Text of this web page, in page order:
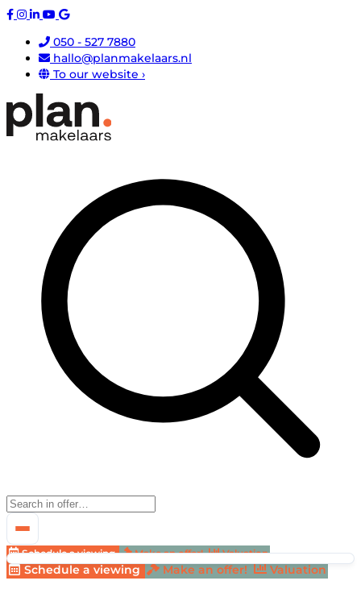
050 - 527 7880
hallo@planmakelaars.nl
To our website ›
Schedule a viewing Make an offer! Valuation
Schedule a viewing Make an offer!
Valuation